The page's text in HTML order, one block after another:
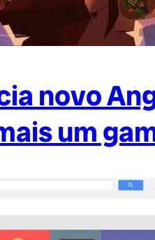
novo
um